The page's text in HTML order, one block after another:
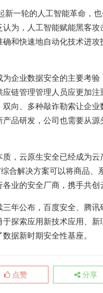
一轮的人工智能革命，
为，人工智能赋能黑客
和快速地自动化技术进
企业数据安全的主要考
链管理管理人员应更加
向、多种敲诈勒索让企
品研发，公司也需要从
，云原生安全已经成为云
合解决方案可以将商品
业的安全厂商，携手共创
三年公布，百度安全、腾
探索应用新技术应用、
据新时期安全性基座。
点赞 分享